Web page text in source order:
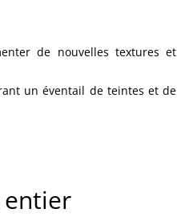
de nouvelles textures et
un éventail de teintes et de
entier